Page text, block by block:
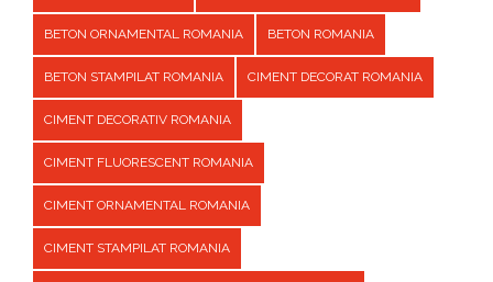
BETON ORNAMENTAL ROMANIA BETON ROMANIA
BETON STAMPILAT ROMANIA CIMENT DECORAT ROMANIA
CIMENT DECORATIV ROMANIA
CIMENT FLUORESCENT ROMANIA
CIMENT ORNAMENTAL ROMANIA
CIMENT STAMPILAT ROMANIA